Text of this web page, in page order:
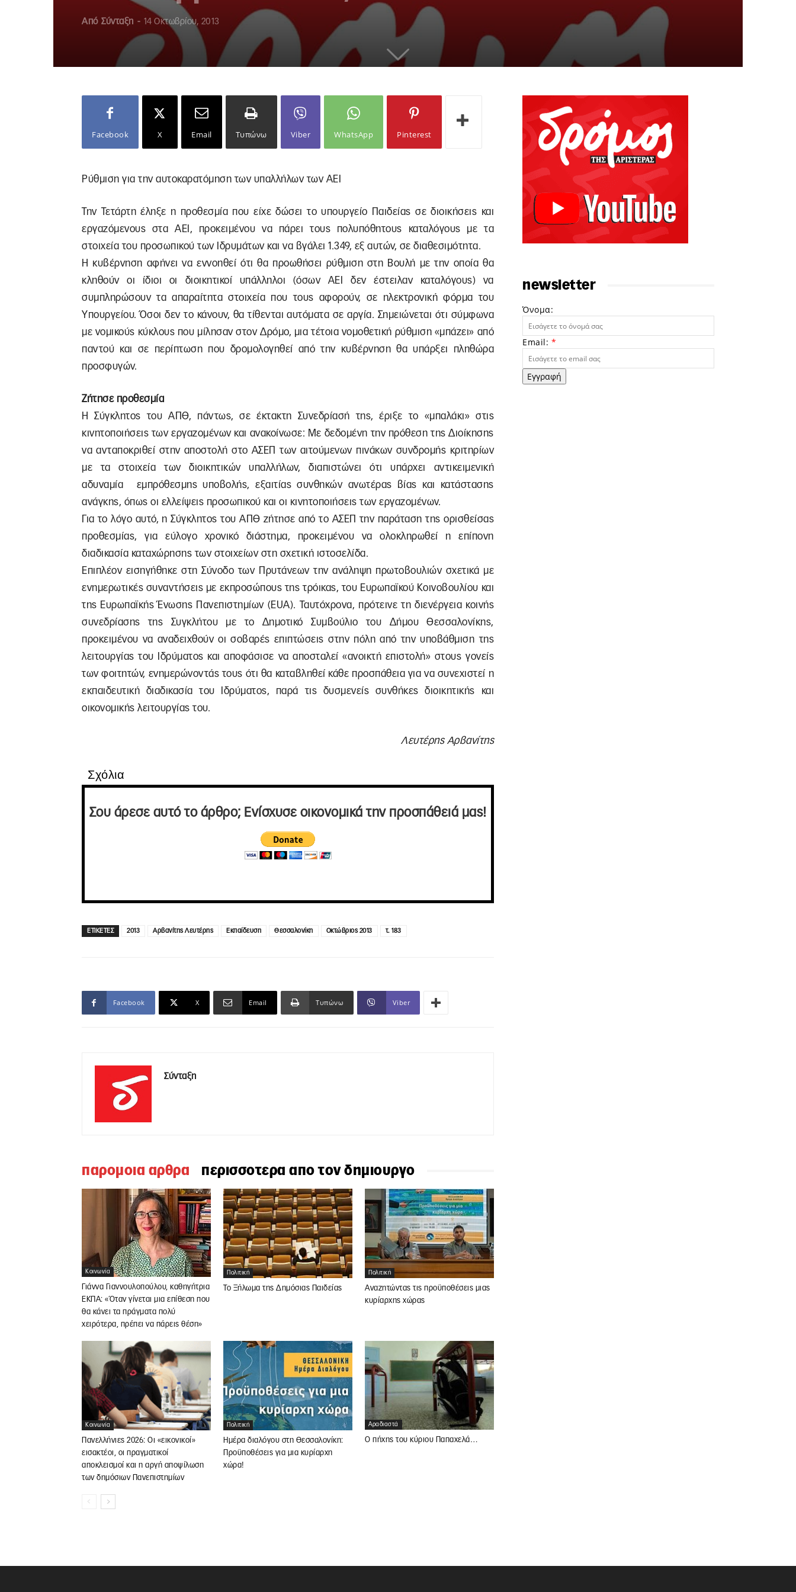
Από Σύνταξη - 14 Οκτωβρίου, 2013
Facebook X Email Τυπώνω Viber WhatsApp Pinterest
Ρύθμιση για την αυτοκαρατόμηση των υπαλλήλων των ΑΕΙ
Την Τετάρτη έληξε η προθεσμία που είχε δώσει το υπουργείο Παιδείας σε διοικήσεις και
εργαζόμενους στα ΑΕΙ, προκειμένου να πάρει τους πολυπόθητους καταλόγους με τα
στοιχεία του προσωπικού των Ιδρυμάτων και να βγάλει 1.349, εξ αυτών, σε διαθεσιμότητα.
Η κυβέρνηση αφήνει να εννοηθεί ότι θα προωθήσει ρύθμιση στη Βουλή με την οποία θα
κληθούν οι ίδιοι οι διοικητικοί υπάλληλοι (όσων ΑΕΙ δεν έστειλαν καταλόγους) να
συμπληρώσουν τα απαραίτητα στοιχεία που τους αφορούν, σε ηλεκτρονική φόρμα του
Υπουργείου. Όσοι δεν το κάνουν, θα τίθενται αυτόματα σε αργία. Σημειώνεται ότι σύμφωνα
με νομικούς κύκλους που μίλησαν στον Δρόμο, μια τέτοια νομοθετική ρύθμιση «μπάζει» από
παντού και σε περίπτωση που δρομολογηθεί από την κυβέρνηση θα υπάρξει πληθώρα
προσφυγών.
Ζήτησε προθεσμία
Η Σύγκλητος του ΑΠΘ, πάντως, σε έκτακτη Συνεδρίασή της, έριξε το «μπαλάκι» στις
κινητοποιήσεις των εργαζομένων και ανακοίνωσε: Με δεδομένη την πρόθεση της Διοίκησης
να ανταποκριθεί στην αποστολή στο ΑΣΕΠ των αιτούμενων πινάκων συνδρομής κριτηρίων
με τα στοιχεία των διοικητικών υπαλλήλων, διαπιστώνει ότι υπάρχει αντικειμενική
αδυναμία εμπρόθεσμης υποβολής, εξαιτίας συνθηκών ανωτέρας βίας και κατάστασης
ανάγκης, όπως οι ελλείψεις προσωπικού και οι κινητοποιήσεις των εργαζομένων.
Για το λόγο αυτό, η Σύγκλητος του ΑΠΘ ζήτησε από το ΑΣΕΠ την παράταση της ορισθείσας
προθεσμίας, για εύλογο χρονικό διάστημα, προκειμένου να ολοκληρωθεί η επίπονη
διαδικασία καταχώρησης των στοιχείων στη σχετική ιστοσελίδα.
Επιπλέον εισηγήθηκε στη Σύνοδο των Πρυτάνεων την ανάληψη πρωτοβουλιών σχετικά με
ενημερωτικές συναντήσεις με εκπροσώπους της τρόικας, του Ευρωπαϊκού Κοινοβουλίου και
της Ευρωπαϊκής Ένωσης Πανεπιστημίων (EUA). Ταυτόχρονα, πρότεινε τη διενέργεια κοινής
συνεδρίασης της Συγκλήτου με το Δημοτικό Συμβούλιο του Δήμου Θεσσαλονίκης,
προκειμένου να αναδειχθούν οι σοβαρές επιπτώσεις στην πόλη από την υποβάθμιση της
λειτουργίας του Ιδρύματος και αποφάσισε να αποσταλεί «ανοικτή επιστολή» στους γονείς
των φοιτητών, ενημερώνοντάς τους ότι θα καταβληθεί κάθε προσπάθεια για να συνεχιστεί η
εκπαιδευτική διαδικασία του Ιδρύματος, παρά τις δυσμενείς συνθήκες διοικητικής και
οικονομικής λειτουργίας του.
Λευτέρης Αρβανίτης
Σχόλια
Σου άρεσε αυτό το άρθρο; Ενίσχυσε οικονομικά την προσπάθειά μας!
ΕΤΙΚΕΤΕΣ 2013 Αρβανίτης Λευτέρης Εκπαίδευση Θεσσαλονίκη Οκτώβριος 2013 τ. 183
Facebook X Email Τυπώνω Viber
Σύνταξη
παρομοια αρθρα περισσοτερα απο τον δημιουργο
Κοινωνία
Γιάννα Γιαννουλοπούλου, καθηγήτρια
ΕΚΠΑ: «Όταν γίνεται μια επίθεση που
θα κάνει τα πράγματα πολύ
χειρότερα, πρέπει να πάρεις θέση»
Πολιτική
Το Ξήλωμα της Δημόσιας Παιδείας
Πολιτική
Αναζητώντας τις προϋποθέσεις μιας
κυρίαρχης χώρας
Κοινωνία
Πανελλήνιες 2026: Οι «εικονικοί»
εισακτέοι, οι πραγματικοί
αποκλεισμοί και η αργή αποψίλωση
των δημόσιων Πανεπιστημίων
Πολιτική
Ημέρα διαλόγου στη Θεσσαλονίκη:
Προϋποθέσεις για μια κυρίαρχη
χώρα!
Αραδιαστά
Ο πήχης του κύριου Παπαχελά…
newsletter
Όνομα:
Email: *
Εγγραφή